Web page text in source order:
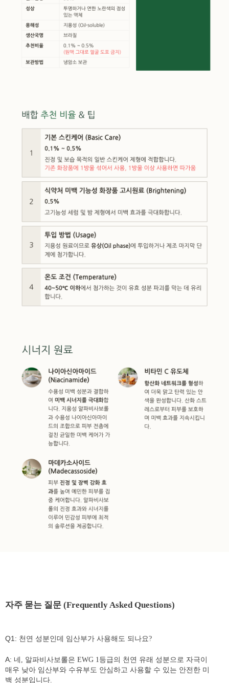
자주 묻는 질문 (Frequently Asked Questions)
Q1: 천연 성분인데 임산부가 사용해도 되나요?
A: 네, 알파비사보롤은 EWG 1등급의 천연 유래 성분으로 자극이
매우 낮아 임산부와 수유부도 안심하고 사용할 수 있는 안전한 미
백 성분입니다.